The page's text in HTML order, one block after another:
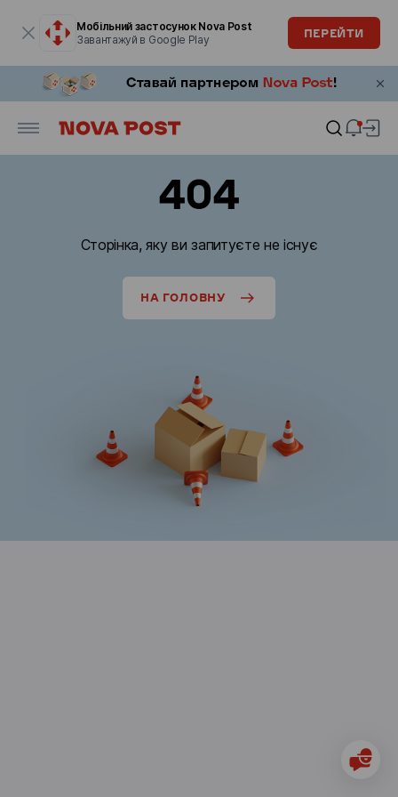
Мобільний застосунок Nova Post
Завантажуй в Google Play
ПЕРЕЙТИ
404
Сторінка, яку ви запитуєте не існує
НА ГОЛОВНУ